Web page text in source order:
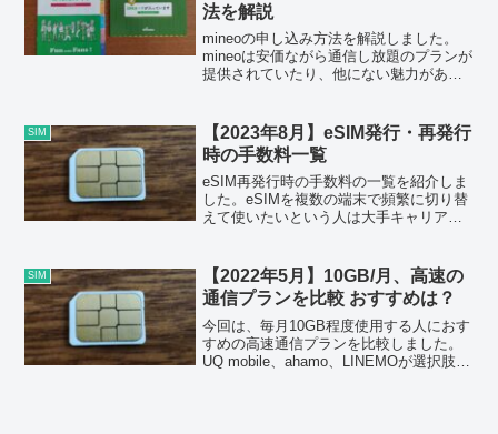
法を解説
mineoの申し込み方法を解説しました。
mineoは安価ながら通信し放題のプランが
提供されていたり、他にない魅力があり
SIM
【2023年8月】eSIM発行・再発行
時の手数料一覧
eSIM再発行時の手数料の一覧を紹介しま
した。eSIMを複数の端末で頻繁に切り替
えて使いたいという人は大手キャリアや
SIM
【2022年5月】10GB/月、高速の
通信プランを比較 おすすめは？
今回は、毎月10GB程度使用する人におす
すめの高速通信プランを比較しました。
UQ mobile、ahamo、LINEMOが選択肢に